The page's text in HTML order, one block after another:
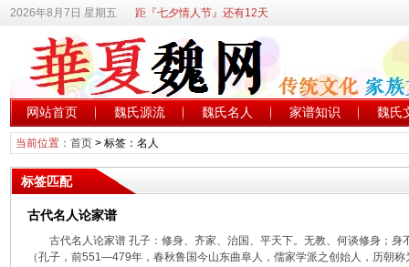
2026年8月7日 星期五 距『七夕情人节』还有12天
网站首页 魏氏源流 魏氏名人 家谱知识 魏氏
当前位置： 首页> 标签：名人
标签匹配
古代名人论家谱
古代名人论家谱 孔子：修身、齐家、治国、平天下。无教、何谈修身；
（孔子，前551—479年，春秋鲁国今山东曲阜人，儒家学派之创始人，历朝